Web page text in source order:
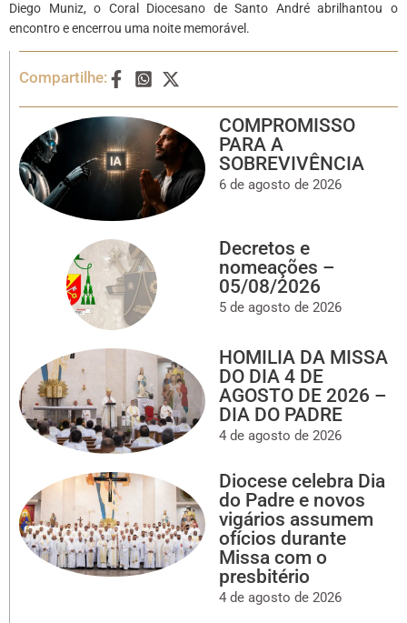
Diego Muniz, o Coral Diocesano de Santo André abrilhantou o
encontro e encerrou uma noite memorável.
Compartilhe:
COMPROMISSO
PARA A
SOBREVIVÊNCIA
6 de agosto de 2026
Decretos e
nomeações –
05/08/2026
5 de agosto de 2026
HOMILIA DA MISSA
DO DIA 4 DE
AGOSTO DE 2026 –
DIA DO PADRE
4 de agosto de 2026
Diocese celebra Dia
do Padre e novos
vigários assumem
ofícios durante
Missa com o
presbitério
4 de agosto de 2026